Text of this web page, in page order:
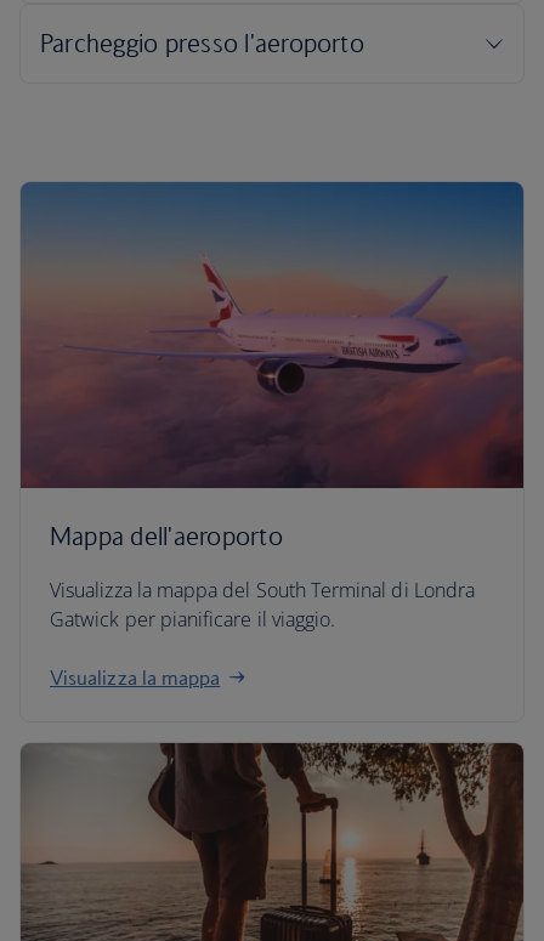
Mappa dell'aeroporto
Visualizza la mappa del South Terminal di Londra
Gatwick per pianificare il viaggio.
Visualizza la mappa